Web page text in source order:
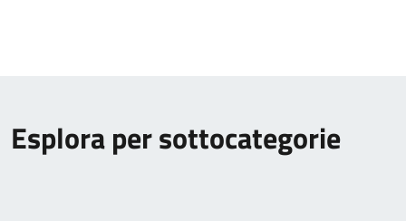
Esplora per sottocategorie